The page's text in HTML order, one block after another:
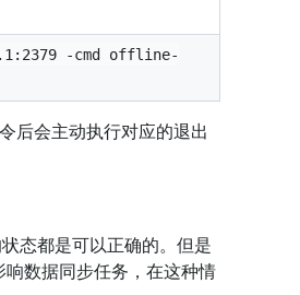
-cmd offline-
后会主动执行对应的退出
态都是可以正确的。但是
数据同步任务，在这种情